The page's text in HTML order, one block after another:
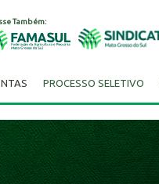
Também:
PROCESSO SELETIVO